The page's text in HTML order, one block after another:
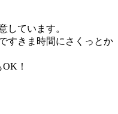
しています。
すきま時間にさくっとか
！